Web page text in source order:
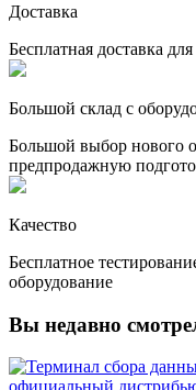
Доставка
Бесплатная доставка
Большой склад с
Большой выбор нового
предпродажную
Качество
Бесплатное
оборудование
Вы недавно